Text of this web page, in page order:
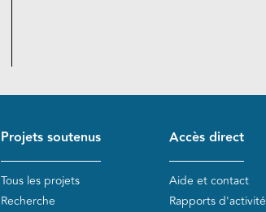
Projets soutenus
Tous les projets
Recherche
Accès direct
Aide et contact
Rapports d'activité